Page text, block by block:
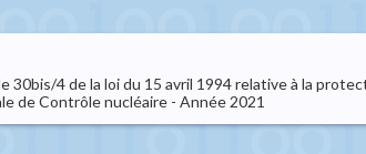
4 de la loi du 15 avril 1994 relative à la
de Contrôle nucléaire - Année 2021